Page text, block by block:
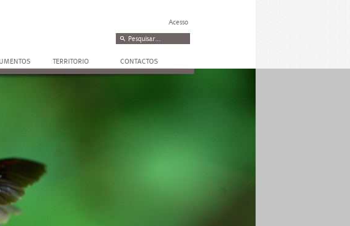
Acesso
TERRITORIO CONTACTOS